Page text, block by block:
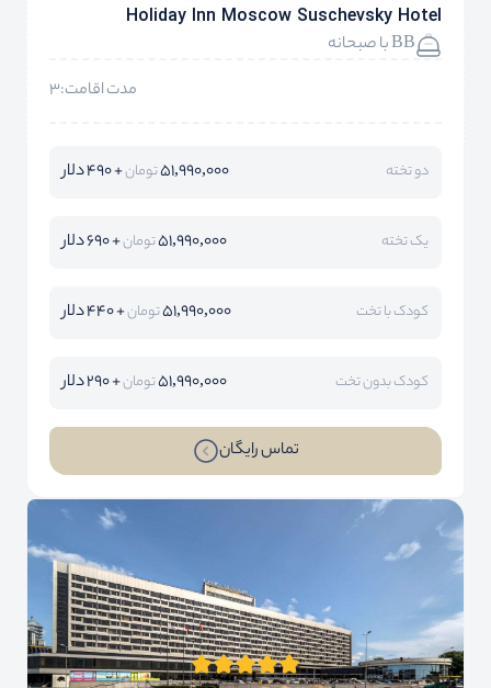
Holiday Inn Moscow Suschevsky Hotel
BB با صبحانه
مدت اقامت:3
دو تخته 51,990,000تومان+ 490 دلار
یک تخته 51,990,000تومان+ 690 دلار
کودک با تخت 51,990,000تومان+ 440 دلار
کودک بدون تخت 51,990,000تومان+ 290 دلار
تماس رایگان